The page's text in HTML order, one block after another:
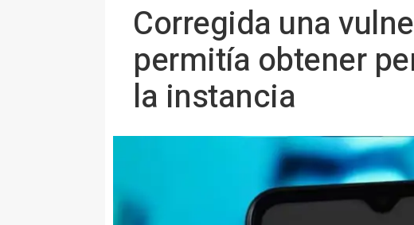
Corregida una
permitía obtener
la instancia